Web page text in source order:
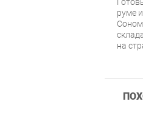
руме
на